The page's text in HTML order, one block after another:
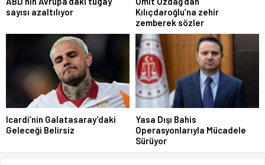
sayısı azaltılıyor
Kılıçdaroğlu’na zehir
zemberek sözler
Icardi’nin Galatasaray’daki
Geleceği Belirsiz
Yasa Dışı Bahis
Operasyonlarıyla Mücadele
Sürüyor